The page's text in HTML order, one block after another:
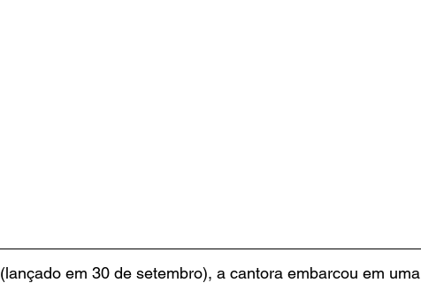
(lançado em 30 de setembro), a cantora embarcou em uma